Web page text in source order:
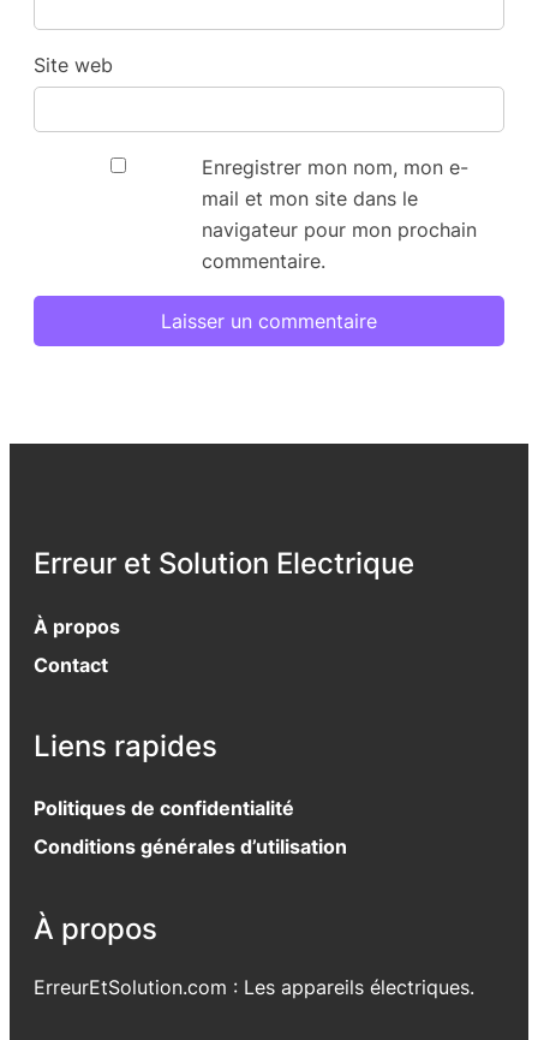
Site web
Enregistrer mon nom, mon e-
mail et mon site dans le
navigateur pour mon prochain
commentaire.
Erreur et Solution Electrique
À propos
Contact
Liens rapides
Politiques de confidentialité
Conditions générales d’utilisation
À propos
ErreurEtSolution.com : Les appareils électriques.